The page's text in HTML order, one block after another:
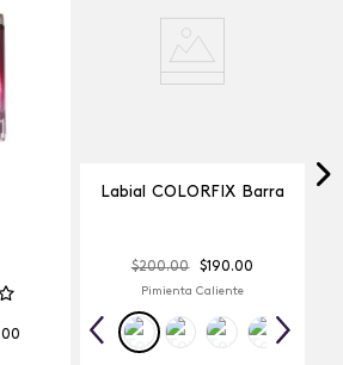
00
Labial COLORFIX Barra
$200.00 $190.00
Pimienta Caliente